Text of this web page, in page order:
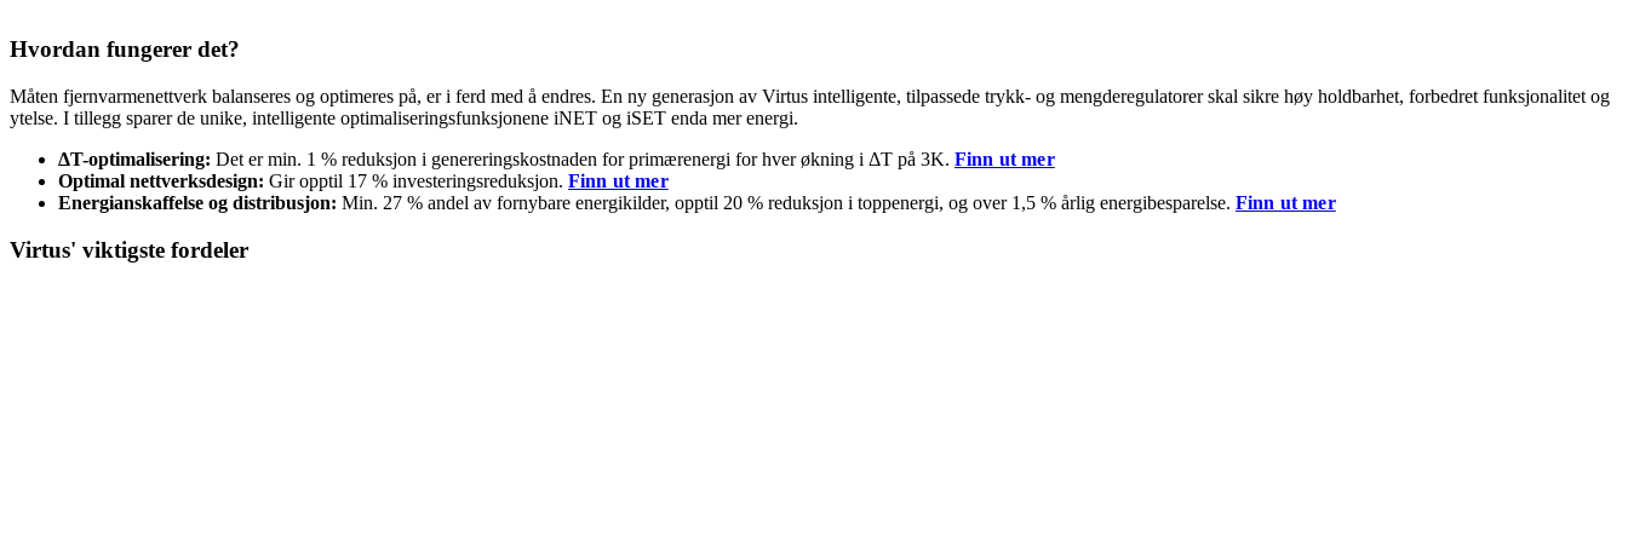
Hvordan fungerer det?
Måten fjernvarmenettverk balanseres og optimeres på, er i ferd med å endres. En ny generasjon av Virtus intelligente, tilpassede trykk- og mengderegulatorer skal sikre høy holdbarhet, forbedret funksjonalitet og
ytelse. I tillegg sparer de unike, intelligente optimaliseringsfunksjonene iNET og iSET enda mer energi.
ΔT-optimalisering: Det er min. 1 % reduksjon i genereringskostnaden for primærenergi for hver økning i ΔT på 3K. Finn ut mer
Optimal nettverksdesign: Gir opptil 17 % investeringsreduksjon. Finn ut mer
Energianskaffelse og distribusjon: Min. 27 % andel av fornybare energikilder, opptil 20 % reduksjon i toppenergi, og over 1,5 % årlig energibesparelse. Finn ut mer
Virtus' viktigste fordeler